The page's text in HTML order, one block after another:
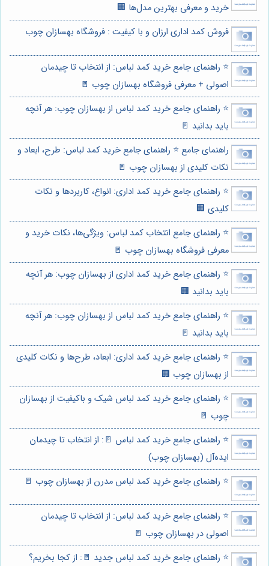
خرید و معرفی بهترین مدل‌ها 🏢
فروش کمد اداری ارزان و با کیفیت : فروشگاه بهسازان چوب
⭐️ راهنمای جامع خرید کمد لباس: از انتخاب تا چیدمان
اصولی + معرفی فروشگاه بهسازان چوب 🚪
⭐️ راهنمای جامع خرید کمد لباس از بهسازان چوب: هر آنچه
باید بدانید 🚪
راهنمای جامع ⭐️ راهنمای جامع خرید کمد لباس: طرح، ابعاد و
نکات کلیدی از بهسازان چوب 🚪
⭐️ راهنمای جامع خرید کمد اداری: انواع، کاربردها و نکات
کلیدی 🏢
⭐️ راهنمای جامع انتخاب کمد لباس: ویژگی‌ها، نکات خرید و
معرفی فروشگاه بهسازان چوب 🚪
⭐️ راهنمای جامع خرید کمد اداری از بهسازان چوب: هر آنچه
باید بدانید 🏢
⭐️ راهنمای جامع خرید کمد لباس از بهسازان چوب: هر آنچه
باید بدانید 🚪
⭐️ راهنمای جامع خرید کمد اداری: ابعاد، طرح‌ها و نکات کلیدی
از بهسازان چوب 🏢
⭐️ راهنمای جامع خرید کمد لباس شیک و باکیفیت از بهسازان
چوب 🚪
⭐️ راهنمای جامع خرید کمد لباس 🚪: از انتخاب تا چیدمان
ایده‌آل (بهسازان چوب)
⭐️ راهنمای جامع خرید کمد لباس مدرن از بهسازان چوب 🚪
⭐️ راهنمای جامع خرید کمد لباس: از انتخاب تا چیدمان
اصولی در بهسازان چوب 🚪
⭐️ راهنمای جامع خرید کمد لباس جدید 🚪: از کجا بخریم؟